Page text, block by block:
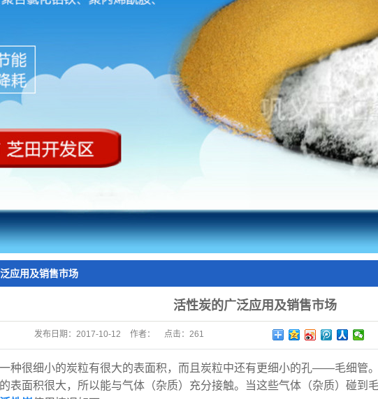
聚氯化铝
应用及销售市场
活性炭的广泛应用及销售市场
发布日期： 2017-10-12 作者： 点击： 261
种很细小的炭粒有很大的表面积，而且炭粒中还有更细小的孔——毛细管
表面积很大，所以能与气体（杂质）充分接触。当这些气体（杂质）碰到